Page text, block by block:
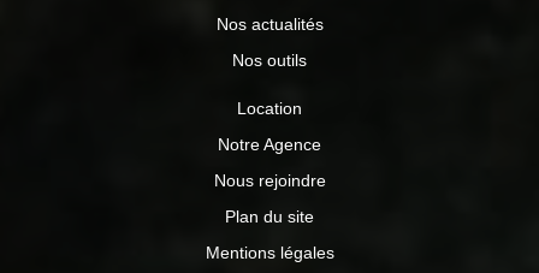
Nos actualités
Nos outils
Location
Notre Agence
Nous rejoindre
Plan du site
Mentions légales